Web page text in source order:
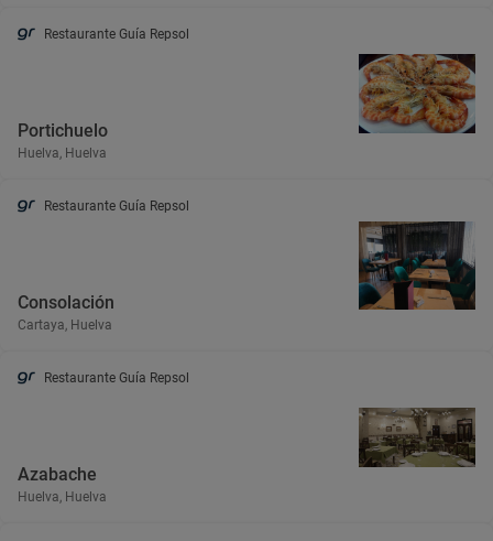
Restaurante Guía Repsol
Portichuelo
Huelva, Huelva
Restaurante Guía Repsol
Consolación
Cartaya, Huelva
Restaurante Guía Repsol
Azabache
Huelva, Huelva